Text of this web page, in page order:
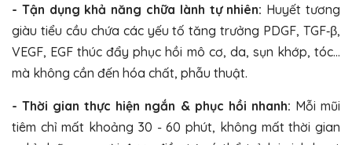
- Tận dụng khả năng chữa lành tự nhiên: Huyết tương
giàu tiểu cầu chứa các yếu tố tăng trưởng PDGF, TGF‑β,
VEGF, EGF thúc đẩy phục hồi mô cơ, da, sụn khớp, tóc…
mà không cần đến hóa chất, phẫu thuật.
- Thời gian thực hiện ngắn & phục hồi nhanh: Mỗi mũi
tiêm chỉ mất khoảng 30 - 60 phút, không mất thời gian